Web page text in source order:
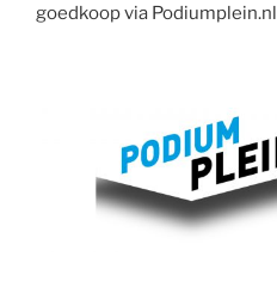
goedkoop via Podiumplein.nl